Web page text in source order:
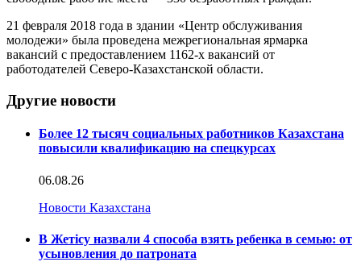
21 февраля 2018 года в здании «Центр обслуживания
молодежи» была проведена межрегиональная ярмарка
вакансий с предоставлением 1162-х вакансий от
работодателей Северо-Казахстанской области.
Другие новости
Более 12 тысяч социальных работников Казахстана
повысили квалификацию на спецкурсах
06.08.26
Новости Казахстана
В Жетісу назвали 4 способа взять ребенка в семью: от
усыновления до патроната